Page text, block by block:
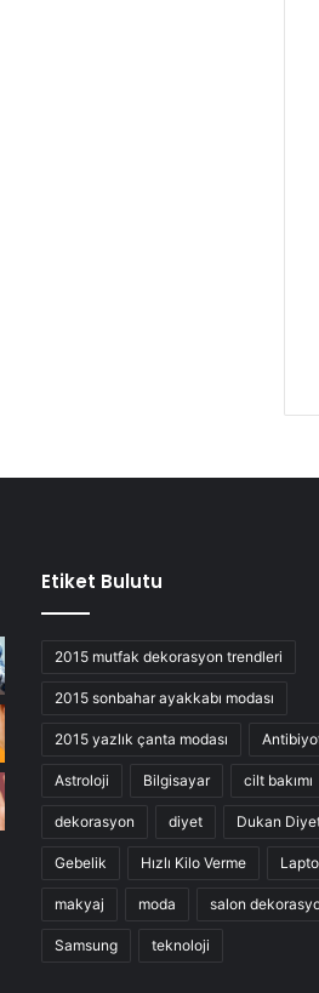
Etiket Bulutu
2015 mutfak dekorasyon trendleri
2015 sonbahar ayakkabı modası
2015 yazlık çanta modası
Astroloji Bilgisayar cilt bakımı
dekorasyon diyet Dukan
Gebelik Hızlı Kilo Verme
makyaj moda salon
Samsung teknoloji